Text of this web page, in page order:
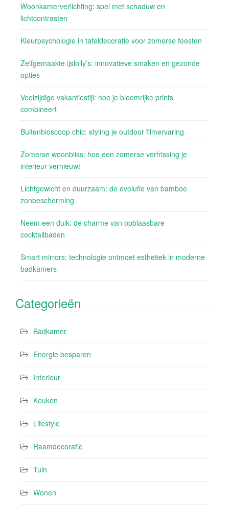
Woonkamerverlichting: spel met schaduw en
lichtcontrasten
Kleurpsychologie in tafeldecoratie voor zomerse feesten
Zelfgemaakte ijslolly’s: innovatieve smaken en gezonde
opties
Veelzijdige vakantiestijl: hoe je bloemrijke prints
combineert
Buitenbioscoop chic: styling je outdoor filmervaring
Zomerse woonbliss: hoe een zomerse verfrissing je
interieur vernieuwt
Lichtgewicht en duurzaam: de evolutie van bamboe
zonbescherming
Neem een duik: de charme van opblaasbare
cocktailbaden
Smart mirrors: technologie ontmoet esthetiek in moderne
badkamers
Categorieën
Badkamer
Energie besparen
Interieur
Keuken
Lifestyle
Raamdecoratie
Tuin
Wonen